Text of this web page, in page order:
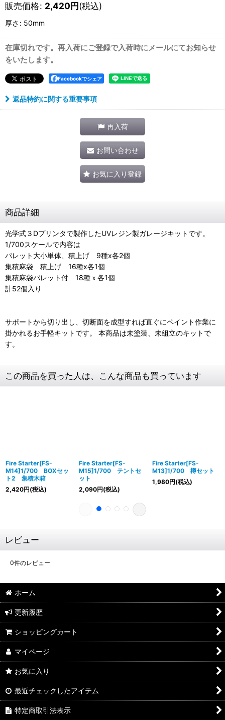
販売価格: 2,420円(税込)
厚さ : 50mm
在庫切れです。再入荷にご登録で入荷時にメールにてお知らせ
をいたします。
Facebookでシェア
返品特約に関する重要事項
再入荷
お問い合わせ
お気に入り登録
商品詳細
光学式３Dプリンタで製作したUVレジン製ガレージキットです。
1/700スケールで内容は
パレット大小単体、積上げ 9種x各2個
集積麻袋 積上げ 16種x各1個
集積麻袋パレット付 18種ｘ各1個
計52個入り
サポートから切り出し、切断面を成型すれば直ぐにペイント作業に
掛かれるお手軽キットです。 本商品は未塗装、未組立のキットで
す。
この商品を買った人は、こんな商品も買っています
Fire Starter[FS-
M14]1/700 BOXセッ
ト2 集積木箱
2,420円(税込)
Fire Starter[FS-
M15]1/700 テントセ
ット
2,090円(税込)
Fire Starter[FS-
M13]1/700 樽セット
1,980円(税込)
レビュー
0件のレビュー
ホーム
更新履歴
ショッピングカート
マイページ
お気に入り
最近チェックしたアイテム
特定商取引法表示